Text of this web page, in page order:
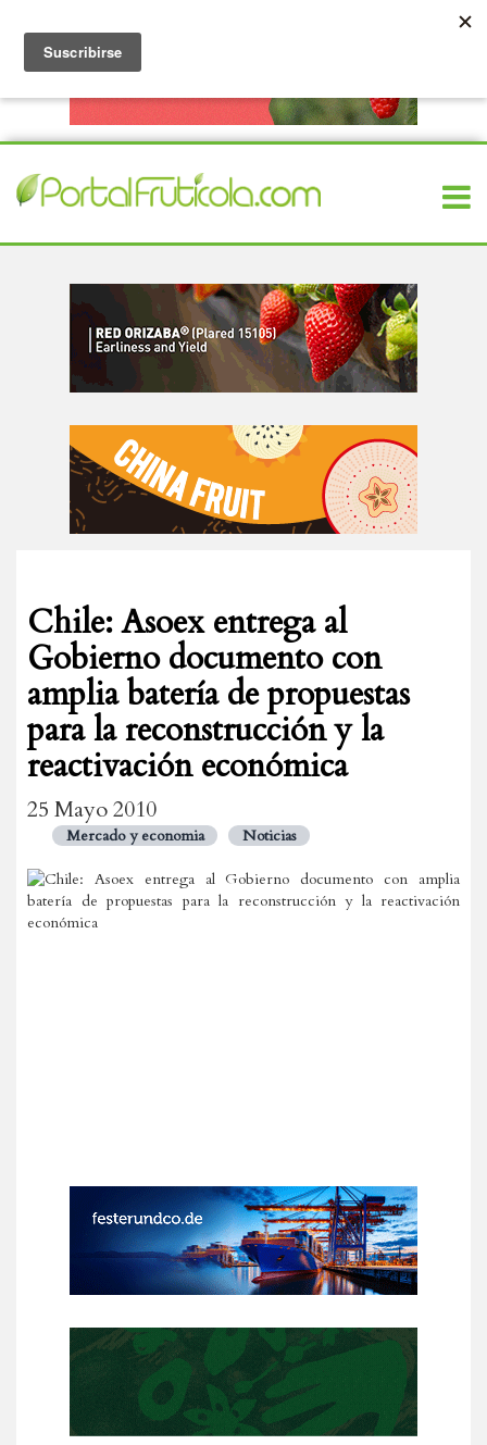
Chile: Asoex entrega al
Gobierno documento con
amplia batería de propuestas
para la reconstrucción y la
reactivación económica
25 Mayo 2010
Mercado y economia Noticias